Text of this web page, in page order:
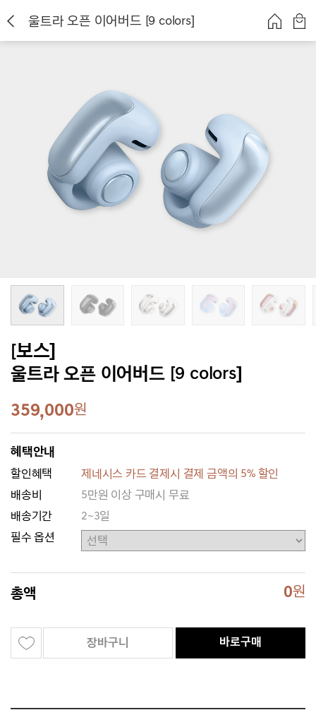
울트라 오픈 이어버드 [9 colors]
[보스]
울트라 오픈 이어버드 [9 colors]
359,000원
혜택안내
할인혜택
제네시스 카드 결제시 결제 금액의 5% 할인
배송비
5만원 이상 구매시 무료
배송기간
2~3일
필수 옵션
총액 0원
장바구니 바로구매